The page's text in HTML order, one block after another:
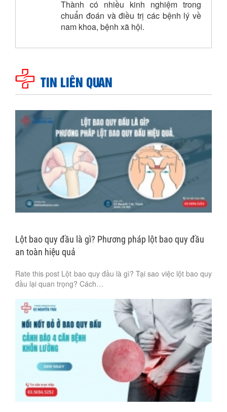
Thành có nhiều kinh nghiệm trong
chuẩn đoán và điều trị các bệnh lý về
nam khoa, bệnh xã hội.
TIN LIÊN QUAN
Lột bao quy đầu là gì? Phương pháp lột bao quy đầu
an toàn hiệu quả
Rate this post Lột bao quy đầu là gì? Tại sao việc lột bao quy
đầu lại quan trọng? Cách…